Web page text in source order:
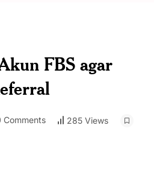
FBS agar
Comments 285 Views